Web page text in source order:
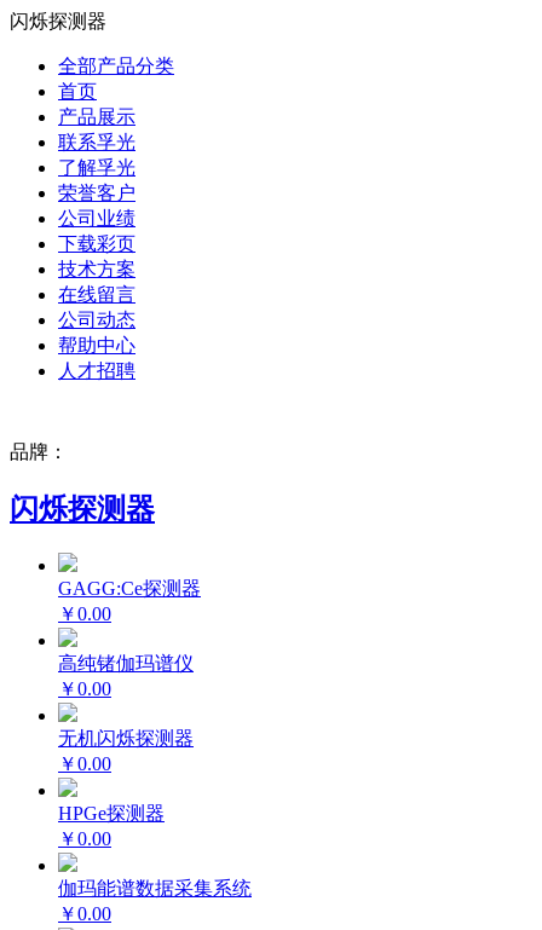
闪烁探测器
全部产品分类
首页
产品展示
联系孚光
了解孚光
荣誉客户
公司业绩
下载彩页
技术方案
在线留言
公司动态
帮助中心
人才招聘
品牌：
闪烁探测器
GAGG:Ce探测器
￥0.00
高纯锗伽玛谱仪
￥0.00
无机闪烁探测器
￥0.00
HPGe探测器
￥0.00
伽玛能谱数据采集系统
￥0.00